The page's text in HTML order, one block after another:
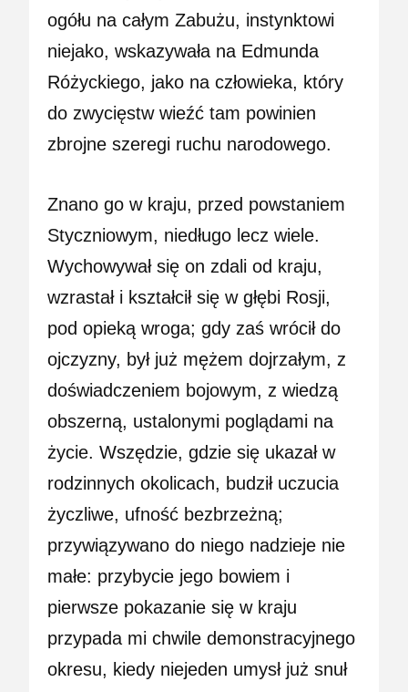
ogółu na całym Zabużu, instynktowi
niejako, wskazywała na Edmunda
Różyckiego, jako na człowieka, który
do zwycięstw wieźć tam powinien
zbrojne szeregi ruchu narodowego.
Znano go w kraju, przed powstaniem
Styczniowym, niedługo lecz wiele.
Wychowywał się on zdali od kraju,
wzrastał i kształcił się w głębi Rosji,
pod opieką wroga; gdy zaś wrócił do
ojczyzny, był już mężem dojrzałym, z
doświadczeniem bojowym, z wiedzą
obszerną, ustalonymi poglądami na
życie. Wszędzie, gdzie się ukazał w
rodzinnych okolicach, budził uczucia
życzliwe, ufność bezbrzeżną;
przywiązywano do niego nadzieje nie
małe: przybycie jego bowiem i
pierwsze pokazanie się w kraju
przypada mi chwile demonstracyjnego
okresu, kiedy niejeden umysł już snuł